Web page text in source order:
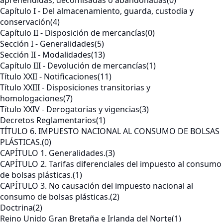
Capítulo I - Del almacenamiento, guarda, custodia y
conservación(4)
Capítulo II - Disposición de mercancías(0)
Sección I - Generalidades(5)
Sección II - Modalidades(13)
Capítulo III - Devolución de mercancías(1)
Título XXII - Notificaciones(11)
Título XXIII - Disposiciones transitorias y
homologaciones(7)
Título XXIV - Derogatorias y vigencias(3)
Decretos Reglamentarios(1)
TÍTULO 6. IMPUESTO NACIONAL AL CONSUMO DE BOLSAS
PLÁSTICAS.(0)
CAPÍTULO 1. Generalidades.(3)
CAPÍTULO 2. Tarifas diferenciales del impuesto al consumo
de bolsas plásticas.(1)
CAPÍTULO 3. No causación del impuesto nacional al
consumo de bolsas plásticas.(2)
Doctrina(2)
Reino Unido Gran Bretaña e Irlanda del Norte(1)